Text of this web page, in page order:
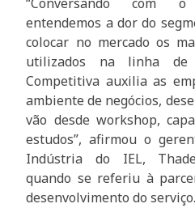
entendemos a dor do
colocar no mercado os
utilizados na linha de
Competitiva auxilia as
ambiente de negócios,
vão desde workshop,
estudos”, afirmou o
Indústria do IEL,
quando se referiu à
desenvolvimento do serviço.